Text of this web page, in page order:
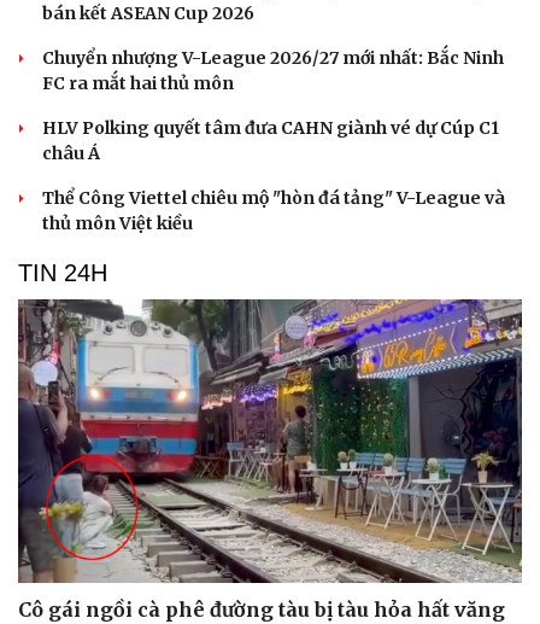
Du lịch
Săn Tour
check-in
Cửa sổ tình yêu
Kể chuyện cho bé
Hạt giống tâm hồn
bán kết ASEAN Cup 2026
Chuyển nhượng V-League 2026/27 mới nhất: Bắc Ninh
FC ra mắt hai thủ môn
HLV Polking quyết tâm đưa CAHN giành vé dự Cúp C1
châu Á
Thể Công Viettel chiêu mộ "hòn đá tảng" V-League và
thủ môn Việt kiều
TIN 24H
Cô gái ngồi cà phê đường tàu bị tàu hỏa hất văng